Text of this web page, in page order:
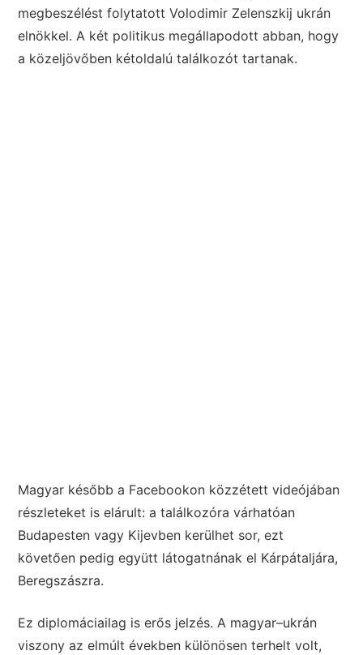
megbeszélést folytatott Volodimir Zelenszkij ukrán
elnökkel. A két politikus megállapodott abban, hogy
a közeljövőben kétoldalú találkozót tartanak.
Magyar később a Facebookon közzétett videójában
részleteket is elárult: a találkozóra várhatóan
Budapesten vagy Kijevben kerülhet sor, ezt
követően pedig együtt látogatnának el Kárpátaljára,
Beregszászra.
Ez diplomáciailag is erős jelzés. A magyar–ukrán
viszony az elmúlt években különösen terhelt volt,